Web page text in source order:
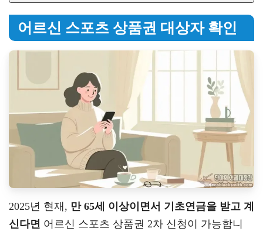
어르신 스포츠 상품권 대상자 확인
2025년 현재, 만 65세 이상이면서 기초연금을 받고 계
신다면 어르신 스포츠 상품권 2차 신청이 가능합니